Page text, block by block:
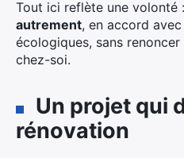
Tout ici reflète une volonté
autrement, en accord
écologiques, sans renoncer
chez-soi.
Un projet qui
rénovation